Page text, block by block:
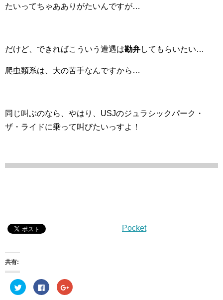
たいってちゃあありがたいんですが…
だけど、できればこういう遭遇は勘弁してもらいたい…
爬虫類系は、大の苦手なんですから…
同じ叫ぶのなら、やはり、USJのジュラシックパーク・
ザ・ライドに乗って叫びたいっすよ！
Pocket
共有:
ク
リ
F
a
ク
リ